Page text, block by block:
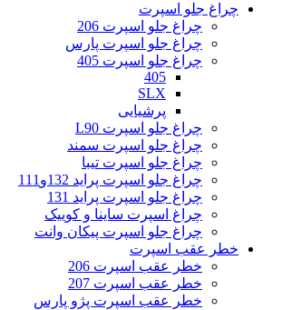
چراغ جلو اسپرت
چراغ جلو اسپرت 206
چراغ جلو اسپرت پارس
چراغ جلو اسپرت 405
405
SLX
پرشیایی
چراغ جلو اسپرت L90
چراغ جلو اسپرت سمند
چراغ جلو اسپرت تیبا
چراغ جلو اسپرت پراید 132و111
چراغ جلو اسپرت پراید 131
چراغ اسپرت ساینا و کوییک
چراغ جلو اسپرت پیکان وانت
خطر عقب اسپرت
خطر عقب اسپرت 206
خطر عقب اسپرت 207
خطر عقب اسپرت پژو پارس